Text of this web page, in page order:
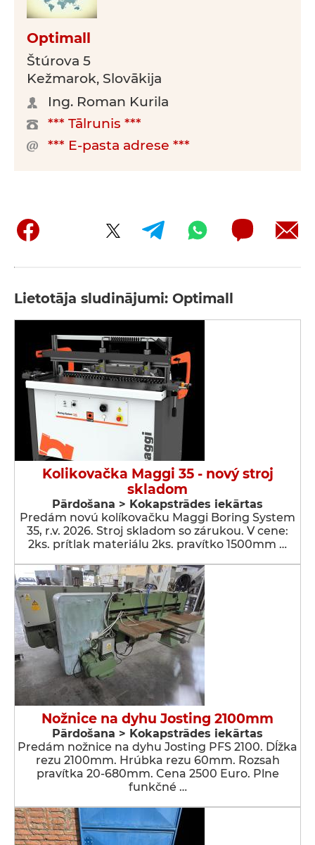
Optimall
Štúrova 5
Kežmarok, Slovākija
Ing. Roman Kurila
*** Tālrunis ***
*** E-pasta adrese ***
Lietotāja sludinājumi: Optimall
Kolikovačka Maggi 35 - nový stroj
skladom
Pārdošana > Kokapstrādes iekārtas
Predám novú kolíkovačku Maggi Boring System
35, r.v. 2026. Stroj skladom so zárukou. V cene:
2ks. prítlak materiálu 2ks. pravítko 1500mm …
Nožnice na dyhu Josting 2100mm
Pārdošana > Kokapstrādes iekārtas
Predám nožnice na dyhu Josting PFS 2100. Dĺžka
rezu 2100mm. Hrúbka rezu 60mm. Rozsah
pravítka 20-680mm. Cena 2500 Euro. Plne
funkčné …